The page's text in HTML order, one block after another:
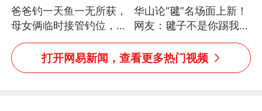
爸爸钓一天鱼一无所获，
母女俩临时接管钓位，用
玩具鱼竿钓上大鱼
华山论“毽”名场面上新！
网友：毽子不是你踢我
捡，我踢你捡吗
打开网易新闻，查看更多热门视频